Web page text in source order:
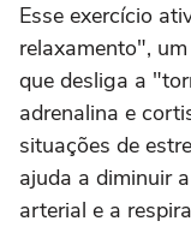
Esse exercício
relaxamento",
que desliga a
adrenalina e
situações de
ajuda a diminuir
arterial e a